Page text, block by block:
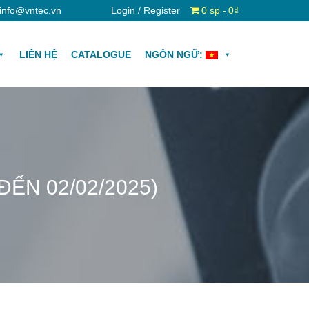
Login / Register 0 sp 0₫
LIÊN HỆ CATALOGUE NGÔN NGỮ:
02/02/2025)